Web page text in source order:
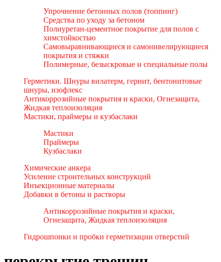
Упрочнение бетонных полов (топпинг)
Средства по уходу за бетоном
Полиуретан-цементное покрытие для полов с
химстойкостью
Самовыравнивающиеся и самонивелирующиеся
покрытия и стяжки
Полимерные, безыскровые и специальные полы
Герметики. Шнуры вилатерм, гернит, бентонитовые
шнуры, изофлекс
Антикоррозийные покрытия и краски, Огнезащита,
Жидкая теплоизоляция
Мастики, праймеры и кузбаслаки
Мастики
Праймеры
Кузбаслаки
Химические анкера
Усиление строительных конструкций
Инъекционные материалы
Добавки в бетоны и растворы
Антикоррозийные покрытия и краски,
Огнезащита, Жидкая теплоизоляция
Гидрошпонки и пробки герметизации отверстий